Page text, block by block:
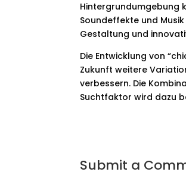
Hintergrundumgebung
Soundeffekte und
Gestaltung und
Die Entwicklung von
Zukunft weitere
verbessern. Die
Suchtfaktor wird dazu
Submit a